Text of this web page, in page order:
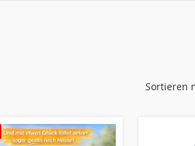
Sortieren